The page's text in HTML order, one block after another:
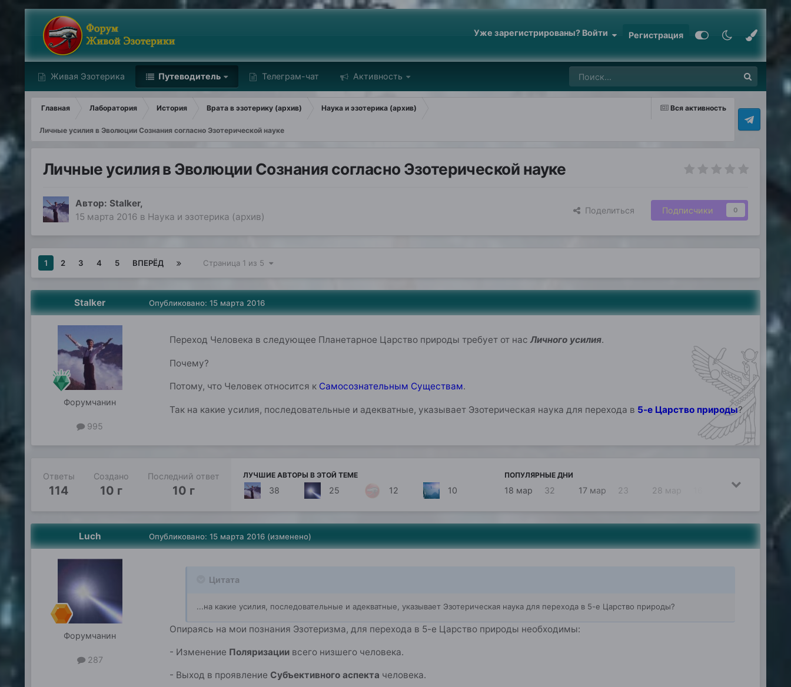
Уже зарегистрированы? Войти Регистрация
Живая Эзотерика Путеводитель Телеграм-чат Активность
Вся активность
Главная Лаборатория История Врата в эзотерику (архив) Наука и эзотерика (архив)
Личные усилия в Эволюции Сознания согласно Эзотерической науке
Личные усилия в Эволюции Сознания согласно Эзотерической науке
Автор: Stalker,
15 марта 2016 в Наука и эзотерика (архив)
Поделиться Подписчики 0
1 2 3 4 5 ВПЕРЁД Страница 1 из 5
Stalker
Форумчанин
995
Опубликовано: 15 марта 2016
Переход Человека в следующее Планетарное Царство природы требует от насЛичного усилия.
Почему?
Потому, что Человек относится к Самосознательным Существам.
Так на какие усилия, последовательные и адекватные, указывает Эзотерическая наука для перехода в 5-е Царство природы?
Ответы
114
Создано
10 г
Последний ответ
10 г
ЛУЧШИЕ АВТОРЫ В ЭТОЙ ТЕМЕ
38 25 12 10
ПОПУЛЯРНЫЕ ДНИ
18 мар 32 17 мар 23 28 мар 21 мар
Luch
Форумчанин
287
Опубликовано: 15 марта 2016 (изменено)
Цитата
...на какие усилия, последовательные и адекватные, указывает Эзотерическая наука для перехода в 5-е Царство природы?
Опираясь на мои познания Эзотеризма, для перехода в 5-е Царство природы необходимы:
- Изменение Поляризациивсего низшего человека.
- Выход в проявление Субъективного аспекта человека.